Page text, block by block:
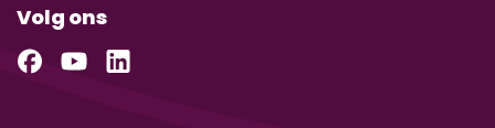
Volg ons